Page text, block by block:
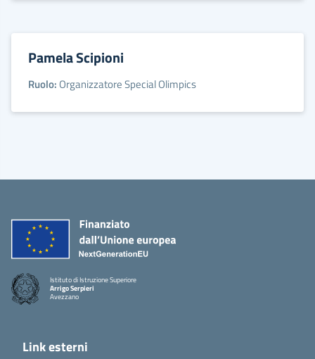
Pamela Scipioni
Ruolo: Organizzatore Special Olimpics
Istituto di Istruzione Superiore
Arrigo Serpieri
Avezzano
Link esterni